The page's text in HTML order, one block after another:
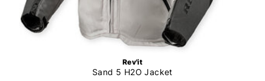
Rev'it
Sand 5 H2O Jacket